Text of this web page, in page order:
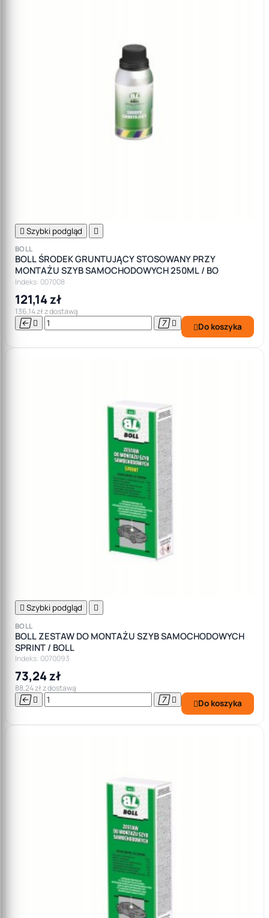
 Szybki podgląd 
BOLL
BOLL ŚRODEK GRUNTUJĄCY STOSOWANY PRZY
MONTAŻU SZYB SAMOCHODOWYCH 250ML / BO
Indeks: 007008
121,14 zł
136,14 zł z dostawą
    Do koszyka
 Szybki podgląd 
BOLL
BOLL ZESTAW DO MONTAŻU SZYB SAMOCHODOWYCH
SPRINT / BOLL
Indeks: 0070093
73,24 zł
88,24 zł z dostawą
    Do koszyka